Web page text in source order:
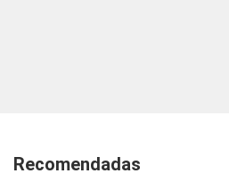
Recomendadas